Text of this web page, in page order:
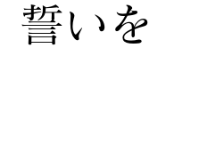
誓いを